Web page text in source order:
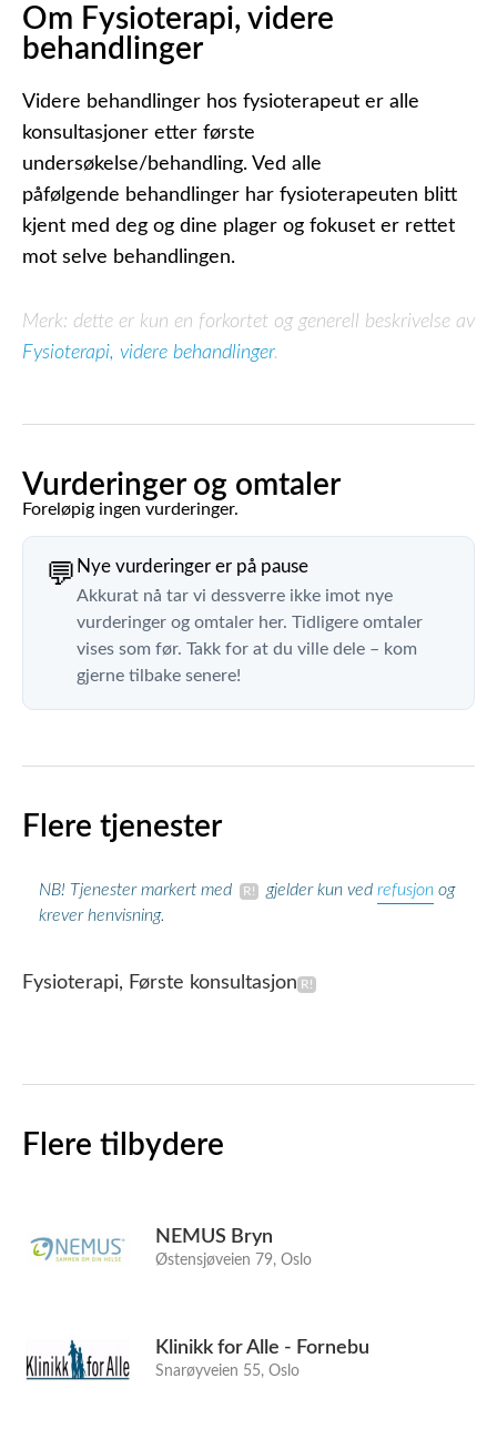
Om Fysioterapi, videre
behandlinger
Videre behandlinger hos fysioterapeut er alle
konsultasjoner etter første
undersøkelse/behandling. Ved alle
påfølgende behandlinger har fysioterapeuten blitt
kjent med deg og dine plager og fokuset er rettet
mot selve behandlingen.
Merk: dette er kun en forkortet og generell beskrivelse av
Fysioterapi, videre behandlinger.
Vurderinger og omtaler
Foreløpig ingen vurderinger.
💬 Nye vurderinger er på pause
Akkurat nå tar vi dessverre ikke imot nye
vurderinger og omtaler her. Tidligere omtaler
vises som før. Takk for at du ville dele – kom
gjerne tilbake senere!
Flere tjenester
NB! Tjenester markert med gjelder kun ved refusjon og
krever henvisning.
Fysioterapi, Første konsultasjon
Flere tilbydere
NEMUS Bryn
Østensjøveien 79, Oslo
Klinikk for Alle - Fornebu
Snarøyveien 55, Oslo